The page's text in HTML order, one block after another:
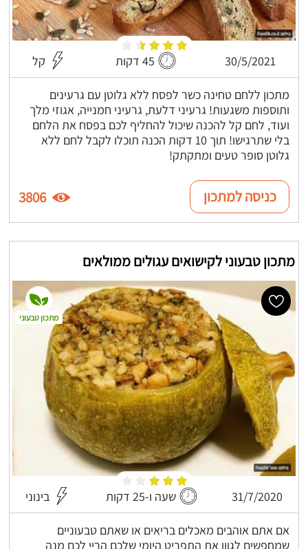
30/5/2021 45 דקות קל
מתכון ללחם טחינה כשר לפסח ללא גלוטן עם גרעינים
ותוספות משגעות! גרעיני דלעת, גרעיני חמנייה, אגוזי מלך
ועוד, לחם קל להכנה שיכול להחליף לכם בפסח את הלחם
בלי שתרגישו! תוך 10 דקות הכנה תוכלו לקבל לחם ללא
גלוטן סופר טעים ומתקתק!
כניסה למתכון 3806
מתכון טבעוני לקישואים עגולים ממולאים
31/7/2020 שעה ו-25 דקות בינוני
אם אתם אוהבים מאכלים בריאים או שאתם טבעוניים
שמחפשים לגוון את התפריט היומי שלכם הריי לכם מנה
מתכון טבעוני